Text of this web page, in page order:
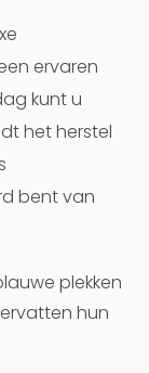
ervaren
kunt u
het herstel
bent van
plekken
hun